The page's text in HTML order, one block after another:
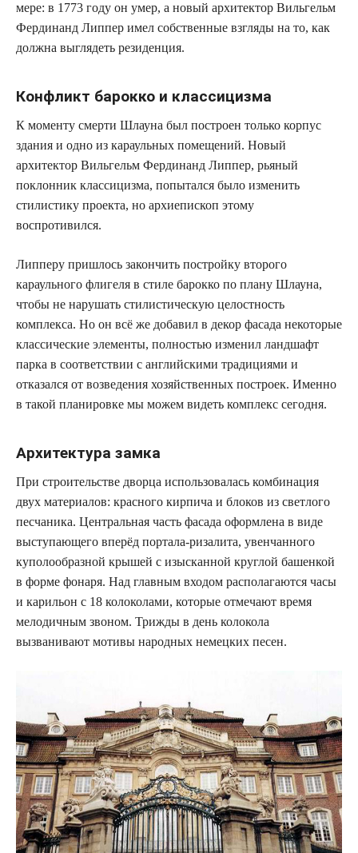
мере: в 1773 году он умер, а новый архитектор Вильгельм
Фердинанд Липпер имел собственные взгляды на то, как
должна выглядеть резиденция.
Конфликт барокко и классицизма
К моменту смерти Шлауна был построен только корпус
здания и одно из караульных помещений. Новый
архитектор Вильгельм Фердинанд Липпер, рьяный
поклонник классицизма, попытался было изменить
стилистику проекта, но архиепископ этому
воспротивился.
Липперу пришлось закончить постройку второго
караульного флигеля в стиле барокко по плану Шлауна,
чтобы не нарушать стилистическую целостность
комплекса. Но он всё же добавил в декор фасада некоторые
классические элементы, полностью изменил ландшафт
парка в соответствии с английскими традициями и
отказался от возведения хозяйственных построек. Именно
в такой планировке мы можем видеть комплекс сегодня.
Архитектура замка
При строительстве дворца использовалась комбинация
двух материалов: красного кирпича и блоков из светлого
песчаника. Центральная часть фасада оформлена в виде
выступающего вперёд портала-ризалита, увенчанного
куполообразной крышей с изысканной круглой башенкой
в форме фонаря. Над главным входом располагаются часы
и карильон с 18 колоколами, которые отмечают время
мелодичным звоном. Трижды в день колокола
вызванивают мотивы народных немецких песен.